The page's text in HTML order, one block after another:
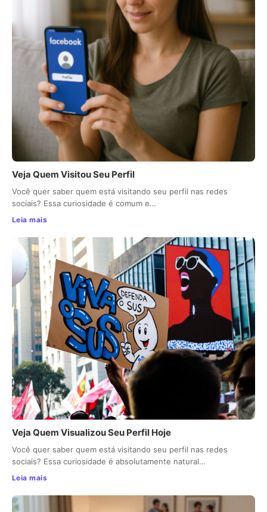
Veja Quem Visitou Seu Perfil
Você quer saber quem está visitando seu perfil nas redes
sociais? Essa curiosidade é comum e…
Leia mais
Veja Quem Visualizou Seu Perfil Hoje
Você quer saber quem está visitando seu perfil nas redes
sociais? Essa curiosidade é absolutamente natural…
Leia mais